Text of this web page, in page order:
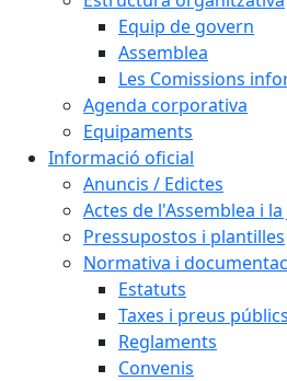
Equip de govern
Assemblea
Les Comissions
Agenda corporativa
Equipaments
Informació oficial
Anuncis / Edictes
Actes de l'Assemblea i
Pressupostos i plantilles
Normativa i
Estatuts
Taxes i preus públics
Reglaments
Convenis